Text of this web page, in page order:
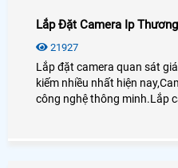
Lắp Đặt Camera Ip
21927
Lắp đặt camera quan sát
kiếm nhiều nhất hiện
công nghệ thông minh.Lắp